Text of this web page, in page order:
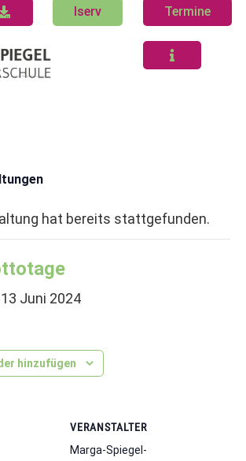
Iserv Termine
hat bereits stattgefunden.
13 Juni 2024
hinzufügen
VERANSTALTER
Marga-Spiegel-